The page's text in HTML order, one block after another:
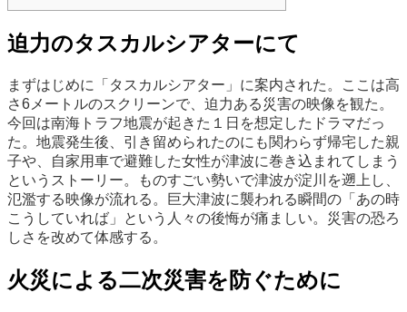
迫力のタスカルシアターにて
まずはじめに「タスカルシアター」に案内された。ここは高
さ6メートルのスクリーンで、迫力ある災害の映像を観た。
今回は南海トラフ地震が起きた１日を想定したドラマだっ
た。地震発生後、引き留められたのにも関わらず帰宅した親
子や、自家用車で避難した女性が津波に巻き込まれてしまう
というストーリー。ものすごい勢いで津波が淀川を遡上し、
氾濫する映像が流れる。巨大津波に襲われる瞬間の「あの時
こうしていれば」という人々の後悔が痛ましい。災害の恐ろ
しさを改めて体感する。
火災による二次災害を防ぐために